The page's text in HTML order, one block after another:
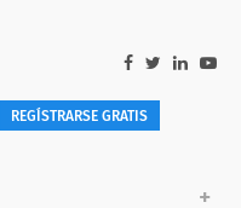
REGÍSTRARSE GRATIS